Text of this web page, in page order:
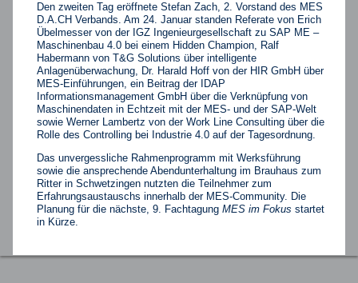
Den zweiten Tag eröffnete Stefan Zach, 2. Vorstand des MES
D.A.CH Verbands. Am 24. Januar standen Referate von Erich
Übelmesser von der IGZ Ingenieurgesellschaft zu SAP ME –
Maschinenbau 4.0 bei einem Hidden Champion, Ralf
Habermann von T&G Solutions über intelligente
Anlagenüberwachung, Dr. Harald Hoff von der HIR GmbH über
MES-Einführungen, ein Beitrag der IDAP
Informationsmanagement GmbH über die Verknüpfung von
Maschinendaten in Echtzeit mit der MES- und der SAP-Welt
sowie Werner Lambertz von der Work Line Consulting über die
Rolle des Controlling bei Industrie 4.0 auf der Tagesordnung.
Das unvergessliche Rahmenprogramm mit Werksführung
sowie die ansprechende Abendunterhaltung im Brauhaus zum
Ritter in Schwetzingen nutzten die Teilnehmer zum
Erfahrungsaustauschs innerhalb der MES-Community. Die
Planung für die nächste, 9. Fachtagung MES im Fokus startet
in Kürze.